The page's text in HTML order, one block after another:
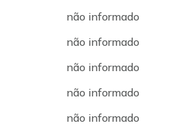
não informado
não informado
não informado
não informado
não informado